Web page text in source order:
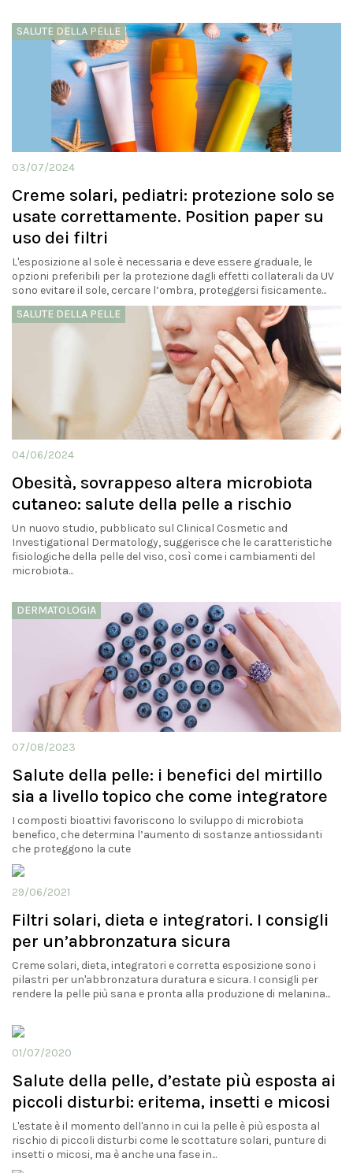
SALUTE DELLA PELLE
03/07/2024
Creme solari, pediatri: protezione solo se
usate correttamente. Position paper su
uso dei filtri
L'esposizione al sole è necessaria e deve essere graduale, le
opzioni preferibili per la protezione dagli effetti collaterali da UV
sono evitare il sole, cercare l’ombra, proteggersi fisicamente...
SALUTE DELLA PELLE
04/06/2024
Obesità, sovrappeso altera microbiota
cutaneo: salute della pelle a rischio
Un nuovo studio, pubblicato sul Clinical Cosmetic and
Investigational Dermatology, suggerisce che le caratteristiche
fisiologiche della pelle del viso, così come i cambiamenti del
microbiota...
DERMATOLOGIA
07/08/2023
Salute della pelle: i benefici del mirtillo
sia a livello topico che come integratore
I composti bioattivi favoriscono lo sviluppo di microbiota
benefico, che determina l’aumento di sostanze antiossidanti
che proteggono la cute
29/06/2021
Filtri solari, dieta e integratori. I consigli
per un’abbronzatura sicura
Creme solari, dieta, integratori e corretta esposizione sono i
pilastri per un'abbronzatura duratura e sicura. I consigli per
rendere la pelle più sana e pronta alla produzione di melanina...
01/07/2020
Salute della pelle, d’estate più esposta ai
piccoli disturbi: eritema, insetti e micosi
L'estate è il momento dell'anno in cui la pelle è più esposta al
rischio di piccoli disturbi come le scottature solari, punture di
insetti o micosi, ma è anche una fase in...